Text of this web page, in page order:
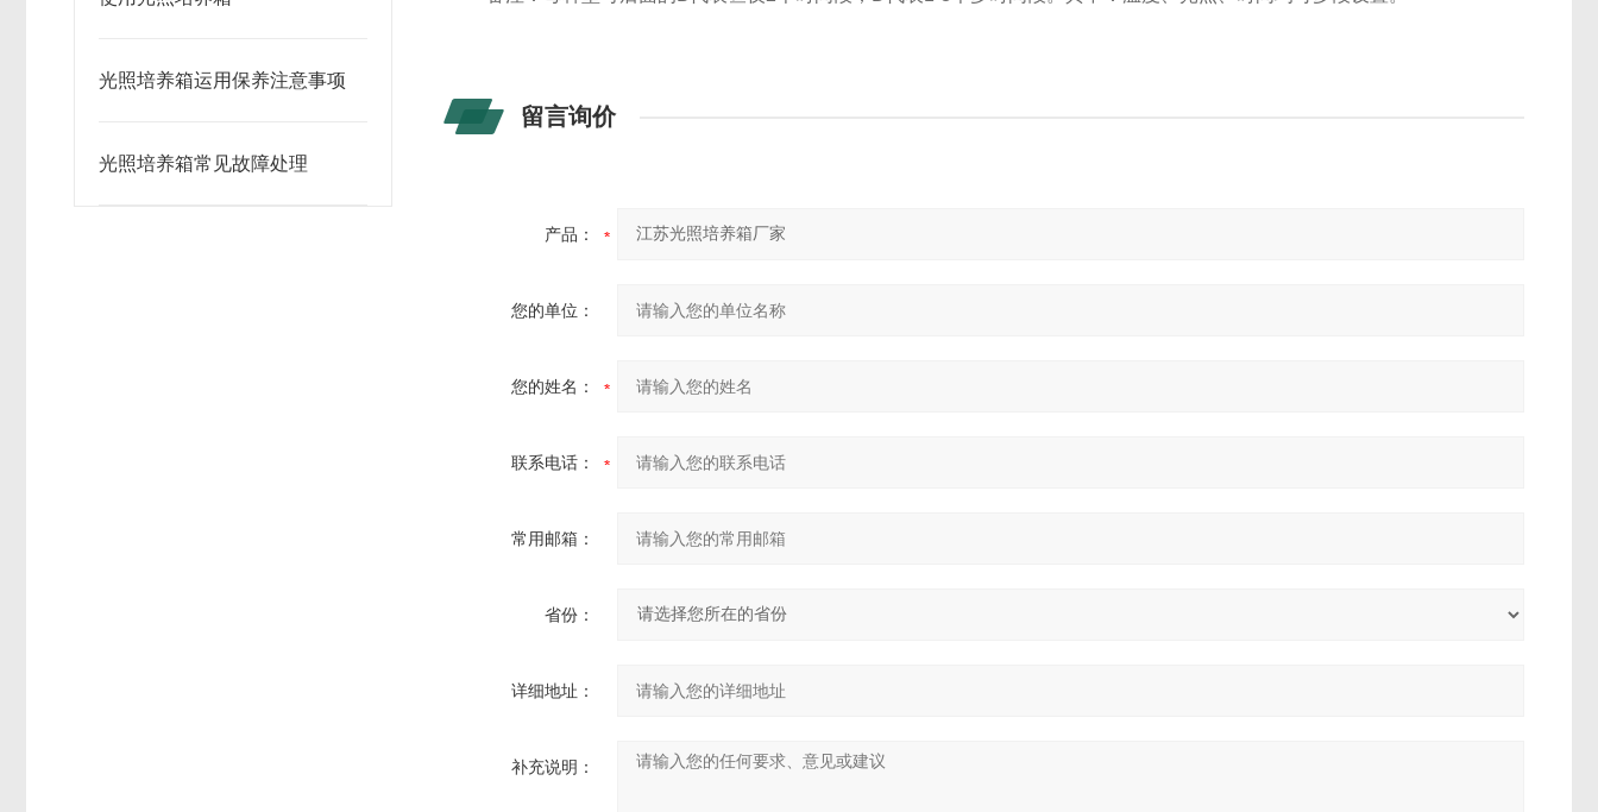
光照培养箱运用保养注意事项
光照培养箱常见故障处理
留言询价
产品：
您的单位：
您的姓名：
联系电话：
常用邮箱：
省份：
详细地址：
补充说明：